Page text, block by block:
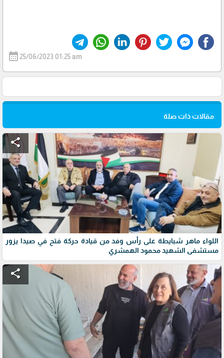
calendar_month25/06/2023 01:25 am
مقالات ذات صلة
share
اللواء ماهر شبايطة على رأس وفد من قيادة حركة فتح في صيدا يزور
مستشفى الشهيد محمود الهمشري
share